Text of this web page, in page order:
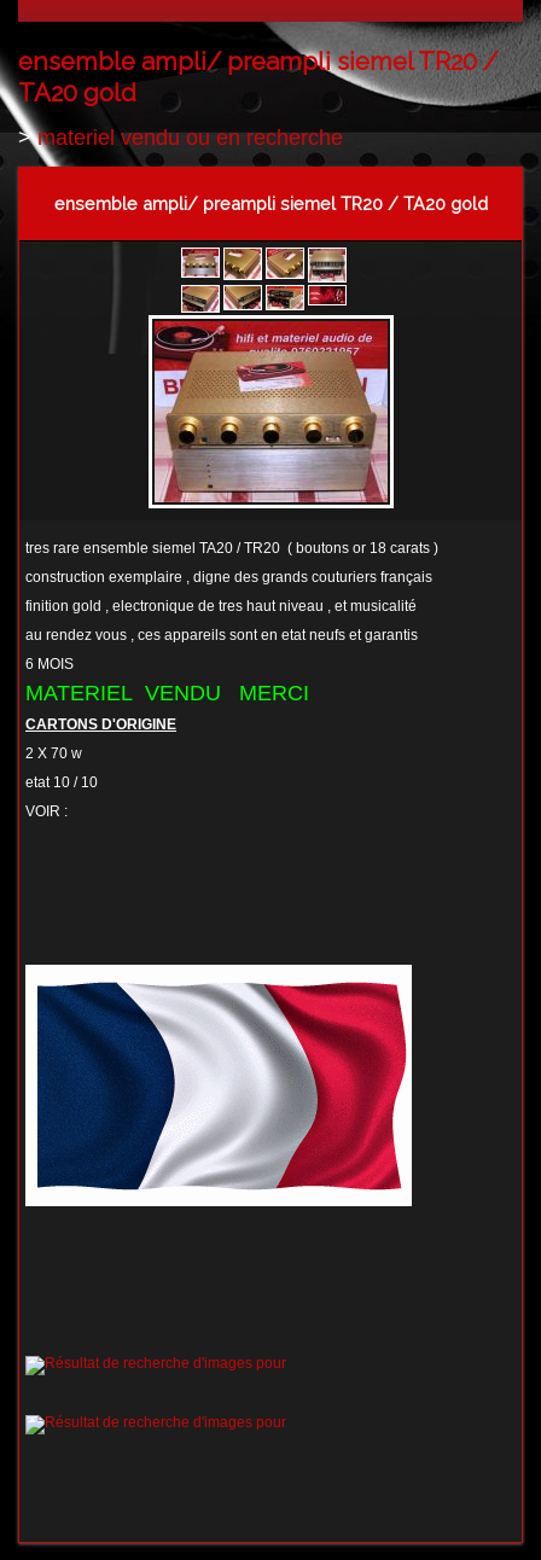
ensemble ampli/ preampli siemel TR20 /
TA20 gold
>materiel vendu ou en recherche
ensemble ampli/ preampli siemel TR20 / TA20 gold
tres rare ensemble siemel TA20 / TR20 ( boutons or 18 carats )
construction exemplaire , digne des grands couturiers français
finition gold , electronique de tres haut niveau , et musicalité
au rendez vous , ces appareils sont en etat neufs et garantis
6 MOIS
MATERIEL VENDU MERCI
CARTONS D'ORIGINE
2 X 70 w
etat 10 / 10
VOIR :